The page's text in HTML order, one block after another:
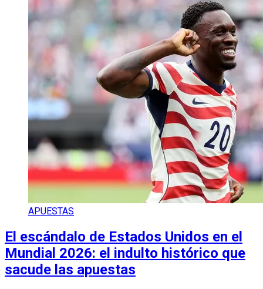
APUESTAS
El escándalo de Estados Unidos en el
Mundial 2026: el indulto histórico que
sacude las apuestas